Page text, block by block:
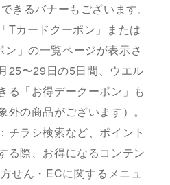
きるバナーもございます。
Tカードクーポン」または
ン」の一覧ページが表示さ
25〜29日の5日間、ウエル
る「お得デークーポン」も
の商品がございます）。
チラシ検索など、ポイント
る際、お得になるコンテン
せん・ECに関するメニュ